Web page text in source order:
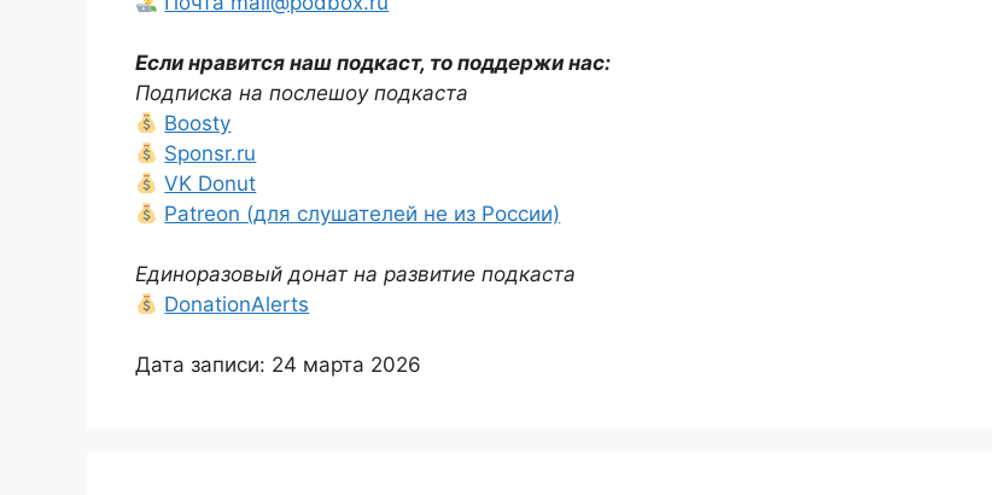
Если нравится наш подкаст, то поддержи нас:
Подписка на послешоу подкаста
Boosty
Sponsr.ru
VK Donut
Patreon (для слушателей не из России)
Единоразовый донат на развитие подкаста
DonationAlerts
Дата записи: 24 марта 2026